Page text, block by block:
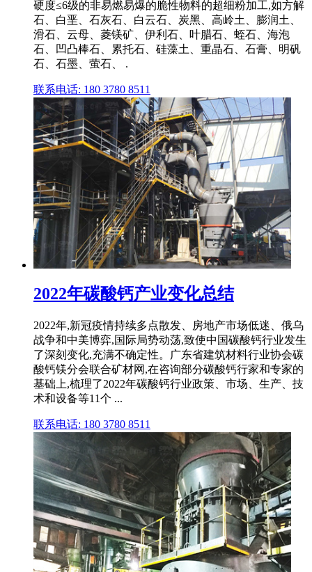
硬度≤6级的非易燃易爆的脆性物料的超细粉加工,如方解
石、白垩、石灰石、白云石、炭黑、高岭土、膨润土、
滑石、云母、菱镁矿、伊利石、叶腊石、蛭石、海泡
石、凹凸棒石、累托石、硅藻土、重晶石、石膏、明矾
石、石墨、萤石、 .
联系电话: 180 3780 8511
2022年碳酸钙产业变化总结
2022年,新冠疫情持续多点散发、房地产市场低迷、俄乌
战争和中美博弈,国际局势动荡,致使中国碳酸钙行业发生
了深刻变化,充满不确定性。广东省建筑材料行业协会碳
酸钙镁分会联合矿材网,在咨询部分碳酸钙行家和专家的
基础上,梳理了2022年碳酸钙行业政策、市场、生产、技
术和设备等11个 ...
联系电话: 180 3780 8511